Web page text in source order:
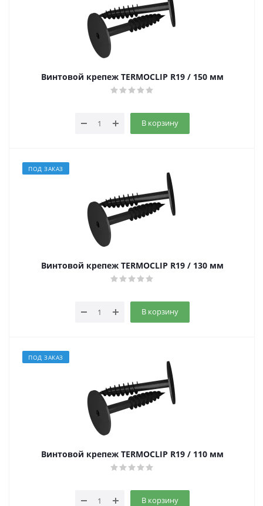
Винтовой крепеж TERMOCLIP R19 / 150 мм
В корзину
ПОД ЗАКАЗ
Винтовой крепеж TERMOCLIP R19 / 130 мм
В корзину
ПОД ЗАКАЗ
Винтовой крепеж TERMOCLIP R19 / 110 мм
В корзину